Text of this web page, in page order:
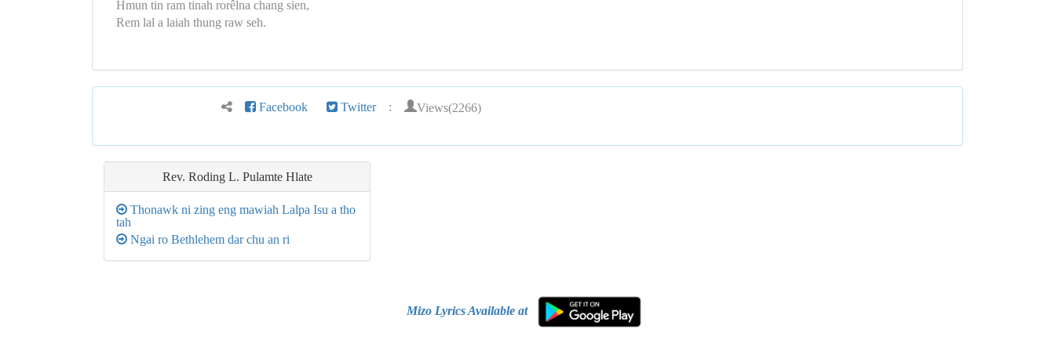
Hmun tin ram tinah rorêlna chang sien,
Rem lal a laiah thung raw seh.
Facebook Twitter : Views(2266)
Rev. Roding L. Pulamte Hlate
Thonawk ni zing eng mawiah Lalpa Isu a tho
tah
Ngai ro Bethlehem dar chu an ri
Mizo Lyrics Available at